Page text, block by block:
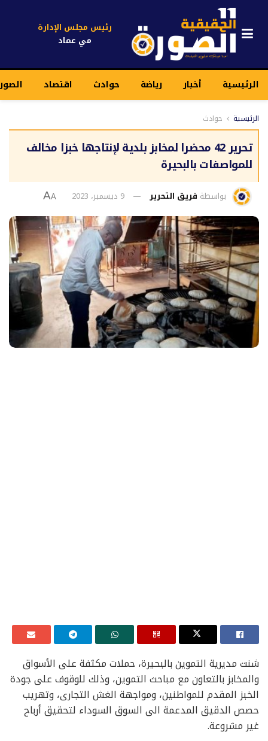
رئيس مجلس الإدارة
مي عماد
الرئيسية أخبار رياضة حوادث اقتصاد
الرئيسية حوادث
تحرير 42 محضرا لمخابز بلدية لإنتاجها خبزا مخالف
للمواصفات بالبحيرة
بواسطة فريق التحرير 9 ديسمبر، 2023 A
A
شنت مديرية التموين بالبحيرة، حملات مكثفة على الأسواق
والمخابز بالتعاون مع مباحث التموين، وذلك للوقوف على جودة
الخبز المقدم للمواطنين، ومواجهة الغش التجارى، وتهريب
حصص الدقيق المدعمة الى السوق السوداء لتحقيق أرباح
غير مشروعة.